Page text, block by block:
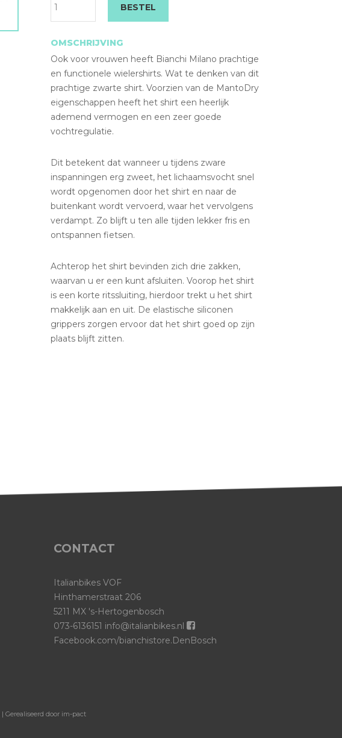
Milano
shirt
dames
roze
aantal
BESTEL
OMSCHRIJVING
Ook voor vrouwen heeft Bianchi Milano prachtige
en functionele wielershirts. Wat te denken van dit
prachtige zwarte shirt. Voorzien van de MantoDry
eigenschappen heeft het shirt een heerlijk
ademend vermogen en een zeer goede
vochtregulatie.
Dit betekent dat wanneer u tijdens zware
inspanningen erg zweet, het lichaamsvocht snel
wordt opgenomen door het shirt en naar de
buitenkant wordt vervoerd, waar het vervolgens
verdampt. Zo blijft u ten alle tijden lekker fris en
ontspannen fietsen.
Achterop het shirt bevinden zich drie zakken,
waarvan u er een kunt afsluiten. Voorop het shirt
is een korte ritssluiting, hierdoor trekt u het shirt
makkelijk aan en uit. De elastische siliconen
grippers zorgen ervoor dat het shirt goed op zijn
plaats blijft zitten.
CONTACT
Italianbikes VOF
Hinthamerstraat 206
5211 MX 's-Hertogenbosch
073-6136151 info@italianbikes.nl
Facebook.com/bianchistore.DenBosch
| Gerealiseerd door im-pact